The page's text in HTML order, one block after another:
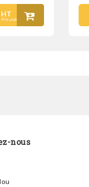
HT
Prix public
nous